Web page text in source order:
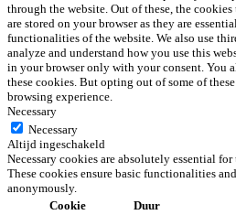
through the website. Out of these, the cookies
are stored on your browser as they are
functionalities of the website. We also use
analyze and understand how you use this
in your browser only with your consent. You
these cookies. But opting out of some of
browsing experience.
Necessary
Necessary
Altijd ingeschakeld
Necessary cookies are absolutely essential
These cookies ensure basic functionalities
anonymously.
Cookie
Duur